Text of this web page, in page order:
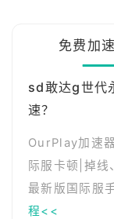
免费加
sd敢达g世代
速？
OurPlay加速
际服卡顿|掉线
最新版国际服
程<<